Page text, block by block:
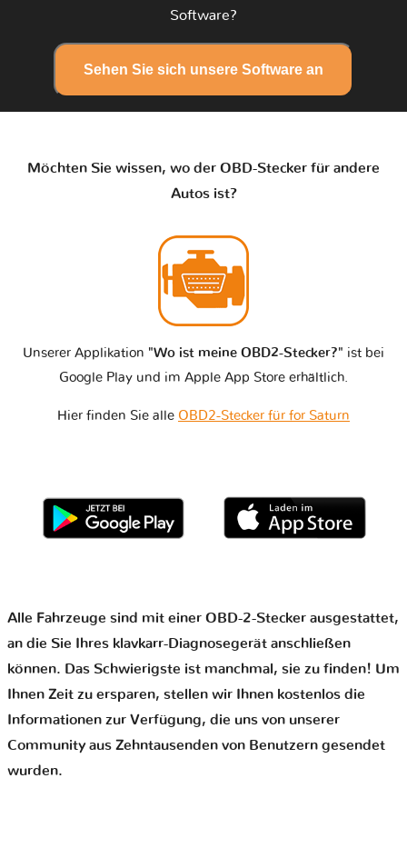
Software?
Sehen Sie sich unsere Software an
Möchten Sie wissen, wo der OBD-Stecker für andere
Autos ist?
Unserer Applikation "Wo ist meine OBD2-Stecker?" ist bei
Google Play und im Apple App Store erhältlich.
Hier finden Sie alle OBD2-Stecker für for Saturn
Alle Fahrzeuge sind mit einer OBD-2-Stecker ausgestattet,
an die Sie Ihres klavkarr-Diagnosegerät anschließen
können. Das Schwierigste ist manchmal, sie zu finden! Um
Ihnen Zeit zu ersparen, stellen wir Ihnen kostenlos die
Informationen zur Verfügung, die uns von unserer
Community aus Zehntausenden von Benutzern gesendet
wurden.